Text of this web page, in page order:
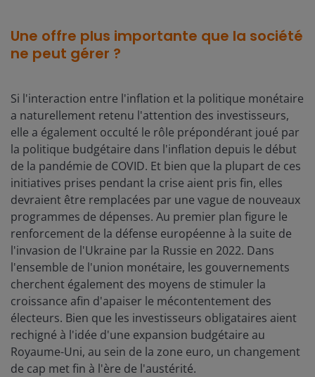
Une offre plus importante que la société
ne peut gérer ?
Si l'interaction entre l'inflation et la politique monétaire
a naturellement retenu l'attention des investisseurs,
elle a également occulté le rôle prépondérant joué par
la politique budgétaire dans l'inflation depuis le début
de la pandémie de COVID. Et bien que la plupart de ces
initiatives prises pendant la crise aient pris fin, elles
devraient être remplacées par une vague de nouveaux
programmes de dépenses. Au premier plan figure le
renforcement de la défense européenne à la suite de
l'invasion de l'Ukraine par la Russie en 2022. Dans
l'ensemble de l'union monétaire, les gouvernements
cherchent également des moyens de stimuler la
croissance afin d'apaiser le mécontentement des
électeurs. Bien que les investisseurs obligataires aient
rechigné à l'idée d'une expansion budgétaire au
Royaume-Uni, au sein de la zone euro, un changement
de cap met fin à l'ère de l'austérité.